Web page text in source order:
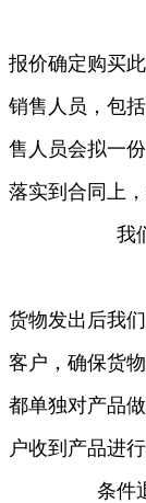
报价确定购买
销售人员，包
售人员会拟一
落实到合同上
我
货物发出后我
客户，确保货
都单独对产品
户收到产品进
条件